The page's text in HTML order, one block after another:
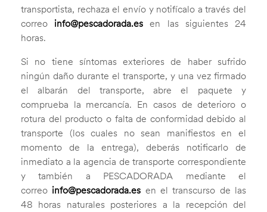
transportista, rechaza el envío y notifícalo a través del
correo info@pescadorada.es en las siguientes 24
horas.
Si no tiene síntomas exteriores de haber sufrido
ningún daño durante el transporte, y una vez firmado
el albarán del transporte, abre el paquete y
comprueba la mercancía. En casos de deterioro o
rotura del producto o falta de conformidad debido al
transporte (los cuales no sean manifiestos en el
momento de la entrega), deberás notificarlo de
inmediato a la agencia de transporte correspondiente
y también a PESCADORADA mediante el
correo info@pescadorada.es en el transcurso de las
48 horas naturales posteriores a la recepción del